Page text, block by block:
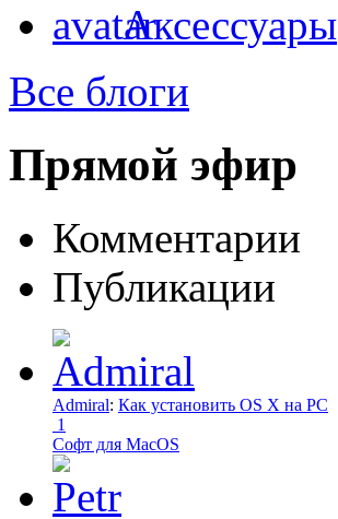
Аксессуары
Все блоги
Прямой эфир
Комментарии
Публикации
Admiral: Как установить OS X на PC
1
Софт для MacOS